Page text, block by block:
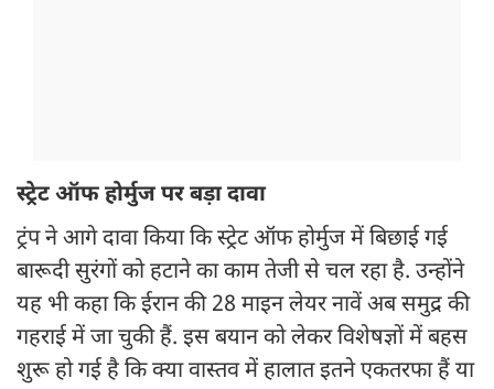
स्ट्रेट ऑफ होर्मुज पर बड़ा दावा
ट्रंप ने आगे दावा किया कि स्ट्रेट ऑफ होर्मुज में बिछाई गई
बारूदी सुरंगों को हटाने का काम तेजी से चल रहा है. उन्होंने
यह भी कहा कि ईरान की 28 माइन लेयर नावें अब समुद्र की
गहराई में जा चुकी हैं. इस बयान को लेकर विशेषज्ञों में बहस
शुरू हो गई है कि क्या वास्तव में हालात इतने एकतरफा हैं या